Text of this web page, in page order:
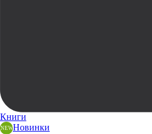
Книги
Новинки